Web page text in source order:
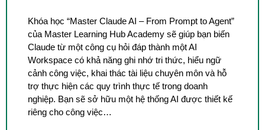
Khóa học “Master Claude AI – From Prompt to Agent”
của Master Learning Hub Academy sẽ giúp bạn biến
Claude từ một công cụ hỏi đáp thành một AI
Workspace có khả năng ghi nhớ tri thức, hiểu ngữ
cảnh công việc, khai thác tài liệu chuyên môn và hỗ
trợ thực hiện các quy trình thực tế trong doanh
nghiệp. Bạn sẽ sở hữu một hệ thống AI được thiết kế
riêng cho công việc…